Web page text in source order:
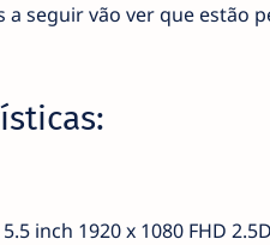
a seguir vão ver que estão
5.5 inch 1920 x 1080 FHD